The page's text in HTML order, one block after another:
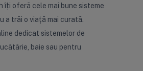
îți oferă cele mai bune sisteme
a trăi o viață mai curată.
dedicat sistemelor de
baie sau pentru